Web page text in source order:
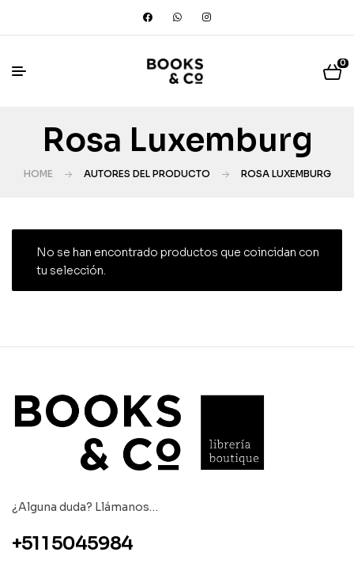
0
Rosa Luxemburg
HOME AUTORES DEL PRODUCTO ROSA LUXEMBURG
No se han encontrado productos que coincidan con
tu selección.
¿Alguna duda? Llámanos…
+51 1 5045984